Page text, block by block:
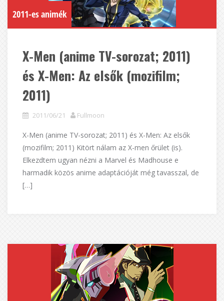
2011-es animék
X-Men (anime TV-sorozat; 2011)
és X-Men: Az elsők (mozifilm;
2011)
2011/06/21 Fullmoon
X-Men (anime TV-sorozat; 2011) és X-Men: Az elsők
(mozifilm; 2011) Kitört nálam az X-men őrület (is).
Elkezdtem ugyan nézni a Marvel és Madhouse e
harmadik közös anime adaptációját még tavasszal, de
[…]